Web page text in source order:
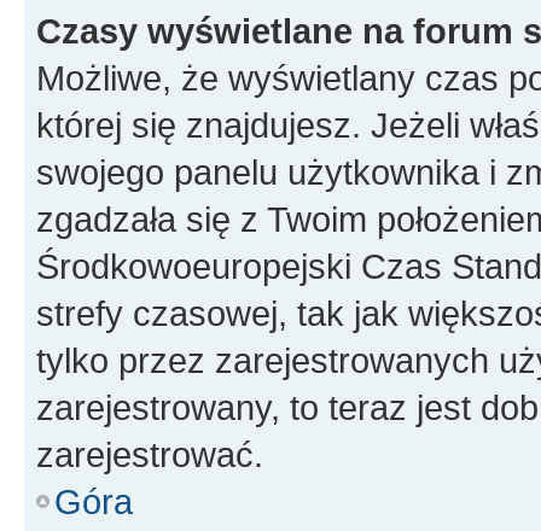
Czasy wyświetlane na forum
Możliwe, że wyświetlany czas
której się znajdujesz. Jeżeli
swojego panelu użytkownika i
zgadzała się z Twoim
Środkowoeuropejski Czas
strefy czasowej, tak jak
tylko przez zarejestrowanych
zarejestrowany, to teraz jest
zarejestrować.
Góra